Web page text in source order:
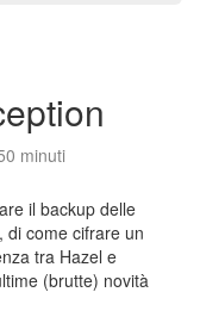
minuti
il backup delle
di come cifrare un
tra Hazel e
(brutte) novità